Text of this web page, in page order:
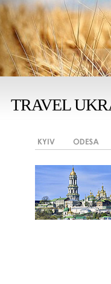
TRAVEL